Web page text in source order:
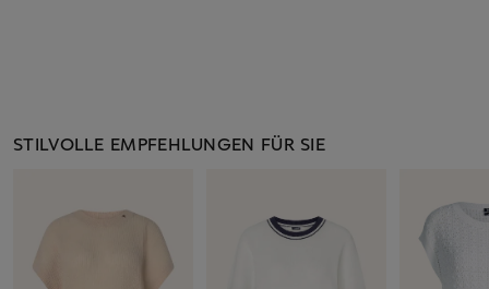
STILVOLLE EMPFEHLUNGEN FÜR SIE